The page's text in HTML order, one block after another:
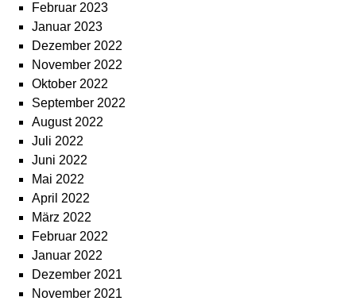
Februar 2023
Januar 2023
Dezember 2022
November 2022
Oktober 2022
September 2022
August 2022
Juli 2022
Juni 2022
Mai 2022
April 2022
März 2022
Februar 2022
Januar 2022
Dezember 2021
November 2021